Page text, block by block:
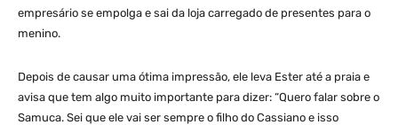
empresário se empolga e sai da loja carregado de presentes para o
menino.
Depois de causar uma ótima impressão, ele leva Ester até a praia e
avisa que tem algo muito importante para dizer: “Quero falar sobre o
Samuca. Sei que ele vai ser sempre o filho do Cassiano e isso